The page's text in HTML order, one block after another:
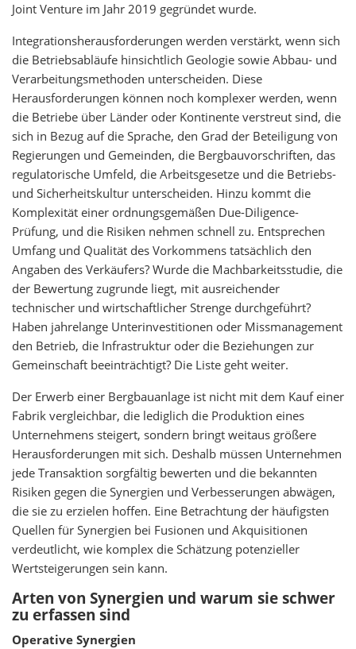
Joint Venture im Jahr 2019 gegründet wurde.
Integrationsherausforderungen werden verstärkt, wenn sich
die Betriebsabläufe hinsichtlich Geologie sowie Abbau- und
Verarbeitungsmethoden unterscheiden. Diese
Herausforderungen können noch komplexer werden, wenn
die Betriebe über Länder oder Kontinente verstreut sind, die
sich in Bezug auf die Sprache, den Grad der Beteiligung von
Regierungen und Gemeinden, die Bergbauvorschriften, das
regulatorische Umfeld, die Arbeitsgesetze und die Betriebs-
und Sicherheitskultur unterscheiden. Hinzu kommt die
Komplexität einer ordnungsgemäßen Due-Diligence-
Prüfung, und die Risiken nehmen schnell zu. Entsprechen
Umfang und Qualität des Vorkommens tatsächlich den
Angaben des Verkäufers? Wurde die Machbarkeitsstudie, die
der Bewertung zugrunde liegt, mit ausreichender
technischer und wirtschaftlicher Strenge durchgeführt?
Haben jahrelange Unterinvestitionen oder Missmanagement
den Betrieb, die Infrastruktur oder die Beziehungen zur
Gemeinschaft beeinträchtigt? Die Liste geht weiter.
Der Erwerb einer Bergbauanlage ist nicht mit dem Kauf einer
Fabrik vergleichbar, die lediglich die Produktion eines
Unternehmens steigert, sondern bringt weitaus größere
Herausforderungen mit sich. Deshalb müssen Unternehmen
jede Transaktion sorgfältig bewerten und die bekannten
Risiken gegen die Synergien und Verbesserungen abwägen,
die sie zu erzielen hoffen. Eine Betrachtung der häufigsten
Quellen für Synergien bei Fusionen und Akquisitionen
verdeutlicht, wie komplex die Schätzung potenzieller
Wertsteigerungen sein kann.
Arten von Synergien und warum sie schwer
zu erfassen sind
Operative Synergien